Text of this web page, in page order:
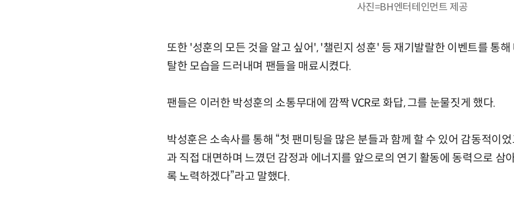
사진=BH엔터테인먼트 제공
또한 '성훈의 모든 것을 알고 싶어', '챌린지 성훈' 등 재기발랄한 이벤트를 통
탈한 모습을 드러내며 팬들을 매료시켰다.
팬들은 이러한 박성훈의 소통무대에 깜짝 VCR로 화답, 그를 눈물짓게 했다.
박성훈은 소속사를 통해 “첫 팬미팅을 많은 분들과 함께 할 수 있어 감동적이
과 직접 대면하며 느꼈던 감정과 에너지를 앞으로의 연기 활동에 동력으로 삼
록 노력하겠다”라고 말했다.